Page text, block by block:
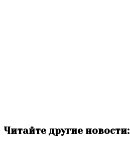
Читайте другие новости: